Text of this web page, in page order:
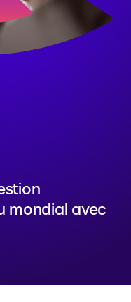
mondial avec